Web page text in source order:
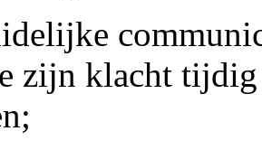
zijn klacht